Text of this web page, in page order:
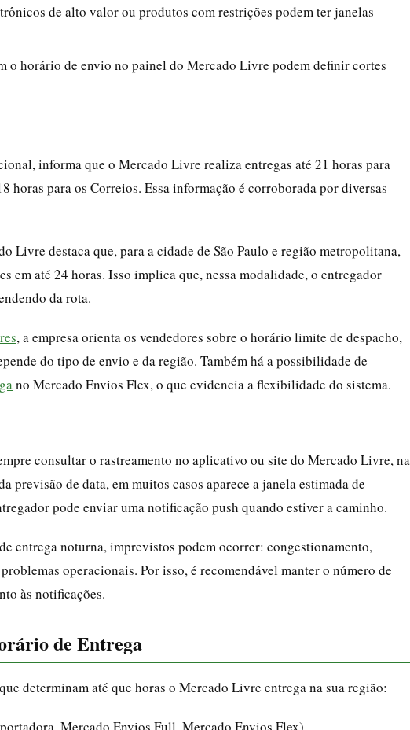
de alto valor ou produtos com restrições podem ter janelas
o horário de envio no painel do Mercado Livre podem definir cortes
informa que o Mercado Livre realiza entregas até 21 horas para
horas para os Correios. Essa informação é corroborada por diversas
Livre destaca que, para a cidade de São Paulo e região metropolitana,
em até 24 horas. Isso implica que, nessa modalidade, o entregador
da rota.
, a empresa orienta os vendedores sobre o horário limite de despacho,
do tipo de envio e da região. Também há a possibilidade de
no Mercado Envios Flex, o que evidencia a flexibilidade do sistema.
consultar o rastreamento no aplicativo ou site do Mercado Livre, na
previsão de data, em muitos casos aparece a janela estimada de
pode enviar uma notificação push quando estiver a caminho.
entrega noturna, imprevistos podem ocorrer: congestionamento,
operacionais. Por isso, é recomendável manter o número de
às notificações.
de Entrega
determinam até que horas o Mercado Livre entrega na sua região:
Mercado Envios Full, Mercado Envios Flex)